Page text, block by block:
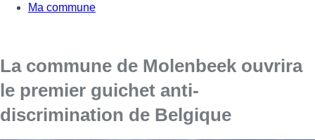
Ma commune
La commune de Molenbeek ouvrira
le premier guichet anti-
discrimination de Belgique